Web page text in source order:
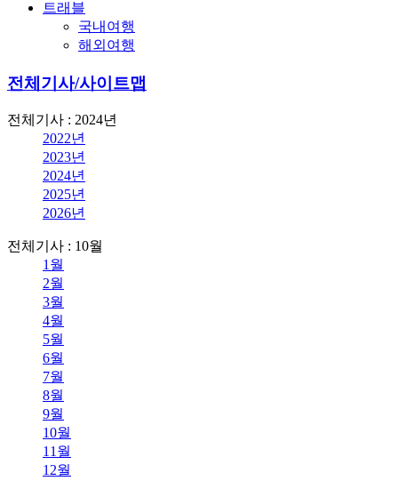
트래블
국내여행
해외여행
전체기사/사이트맵
전체기사 : 2024년
2022년
2023년
2024년
2025년
2026년
전체기사 : 10월
1월
2월
3월
4월
5월
6월
7월
8월
9월
10월
11월
12월